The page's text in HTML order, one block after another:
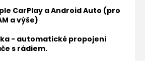
CarPlay a Android Auto (pro
a výše)
- automatické propojení
s rádiem.